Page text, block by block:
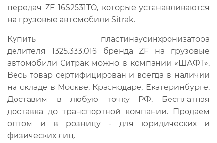
передач ZF 16S2531TO, которые устанавливаются
на грузовые автомобили Sitrak.
Купить пластинаусинхронизатора
делителя 1325.333.016 бренда ZF на грузовые
автомобили Ситрак можно в компании «ШАФТ».
Весь товар сертифицирован и всегда в наличии
на складе в Москве, Краснодаре, Екатеринбурге.
Доставим в любую точку РФ. Бесплатная
доставка до транспортной компании. Продаем
оптом и в розницу - для юридических и
физических лиц.